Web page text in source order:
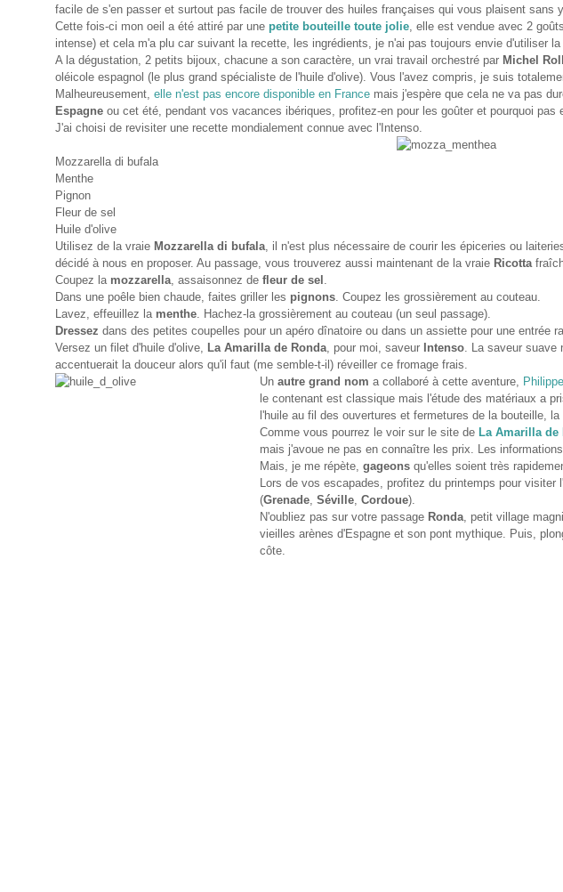
facile de s'en passer et surtout pas facile de trouver des huiles françaises qui vous plaisent sans
Cette fois-ci mon oeil a été attiré par une petite bouteille toute jolie, elle est vendue avec 2
intense) et cela m'a plu car suivant la recette, les ingrédients, je n'ai pas toujours envie d'utiliser
A la dégustation, 2 petits bijoux, chacune a son caractère, un vrai travail orchestré par Michel
oléicole espagnol (le plus grand spécialiste de l'huile d'olive). Vous l'avez compris, je suis
Malheureusement, elle n'est pas encore disponible en France mais j'espère que cela ne va pas
Espagne ou cet été, pendant vos vacances ibériques, profitez-en pour les goûter et pourquoi pas
J'ai choisi de revisiter une recette mondialement connue avec l'Intenso.
Mozzarella di bufala
Menthe
Pignon
Fleur de sel
Huile d'olive
Utilisez de la vraie Mozzarella di bufala, il n'est plus nécessaire de courir les épiceries ou
décidé à nous en proposer. Au passage, vous trouverez aussi maintenant de la vraie Ricotta
Coupez la mozzarella, assaisonnez de fleur de sel .
Dans une poêle bien chaude, faites griller les pignons. Coupez les grossièrement au couteau.
Lavez, effeuillez la menthe. Hachez-la grossièrement au couteau (un seul passage).
Dressez dans des petites coupelles pour un apéro dînatoire ou dans un assiette pour une entrée
Versez un filet d'huile d'olive, La Amarilla de Ronda, pour moi, saveur Intenso. La saveur suave
accentuerait la douceur alors qu'il faut (me semble-t-il) réveiller ce fromage frais.
Un autre grand nom a collaboré à cette aventure,
le contenant est classique mais l'étude des matériaux a
l'huile au fil des ouvertures et fermetures de la bouteille,
Comme vous pourrez le voir sur le site de La Amarilla de
mais j'avoue ne pas en connaître les prix. Les
Mais, je me répète, gageons qu'elles soient très
Lors de vos escapades, profitez du printemps pour visiter l'
(Grenade, Séville, Cordoue).
N'oubliez pas sur votre passage Ronda, petit village
vieilles arènes d'Espagne et son pont mythique. Puis,
côte.